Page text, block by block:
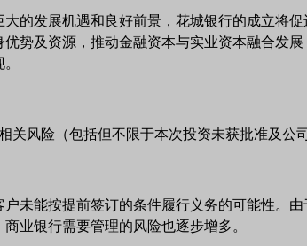
的发展机遇和良好前景，花城银行的成立将
势及资源，推动金融资本与实业资本融合发
风险（包括但不限于本次投资未获批准及公
未能按提前签订的条件履行义务的可能性。
业银行需要管理的风险也逐步增多。